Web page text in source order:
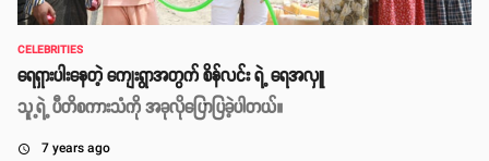
CELEBRITIES
ရေရှားပါးနေတဲ့ ကျေးရွာအတွက် စိန်လင်း ရဲ့ ရေအလှူ
သူ့ရဲ့ ပီတိစကားသံကို အခုလိုပြောပြခဲ့ပါတယ်။
access_time 7 years ago